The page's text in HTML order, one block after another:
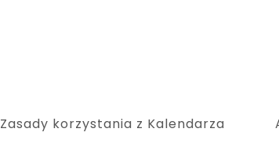
Zasady korzystania z Kalendarza